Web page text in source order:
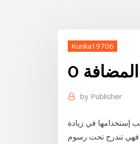
Kunka19706
by Publisher
إستخدامها في زيادة
فهي تندرج تحت رسوم